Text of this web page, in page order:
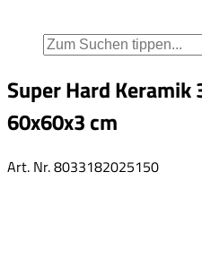
Super Hard Keramik
60x60x3 cm
Art. Nr.8033182025150